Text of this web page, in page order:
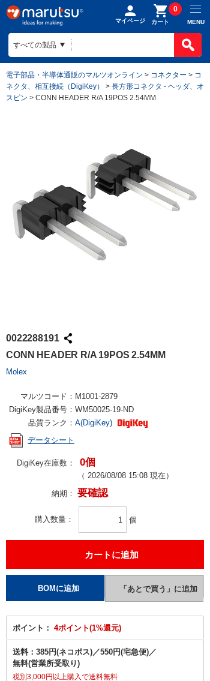
マイページ カート
0
MENU
電子部品・半導体通販のマルツオンライン > コネクター > コ
ネクタ、相互接続（DigiKey）
> 長方形コネクタ - ヘッダ、オ
スピン > CONN HEADER R/A 19POS 2.54MM
0022288191
CONN HEADER R/A 19POS 2.54MM
Molex
マルツコード： M1001-2879
DigiKey製品番号： WM50025-19-ND
品質ランク： A(DigiKey)
データシート
DigiKey在庫数： 0個
（ 2026/08/08 15:08 現在）
納期： 要確認
購入数量 個
ポイント： 4ポイント(1%還元)
送料： 385円(ネコポス)／550円(宅急便)／
無料(営業所受取り)
税別3,000円以上購入で送料無料